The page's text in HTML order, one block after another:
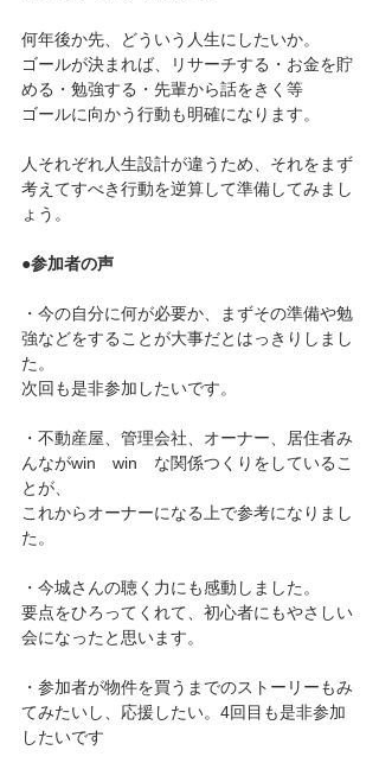
何年後か先、どういう人生にしたいか。
ゴールが決まれば、リサーチする・お金を貯
める・勉強する・先輩から話をきく等
ゴールに向かう行動も明確になります。
人それぞれ人生設計が違うため、それをまず
考えてすべき行動を逆算して準備してみまし
ょう。
●参加者の声
・今の自分に何が必要か、まずその準備や勉
強などをすることが大事だとはっきりしまし
た。
次回も是非参加したいです。
・不動産屋、管理会社、オーナー、居住者み
んながwin　win　な関係つくりをしているこ
とが、
これからオーナーになる上で参考になりまし
た。
・今城さんの聴く力にも感動しました。
要点をひろってくれて、初心者にもやさしい
会になったと思います。
・参加者が物件を買うまでのストーリーもみ
てみたいし、応援したい。4回目も是非参加
したいです